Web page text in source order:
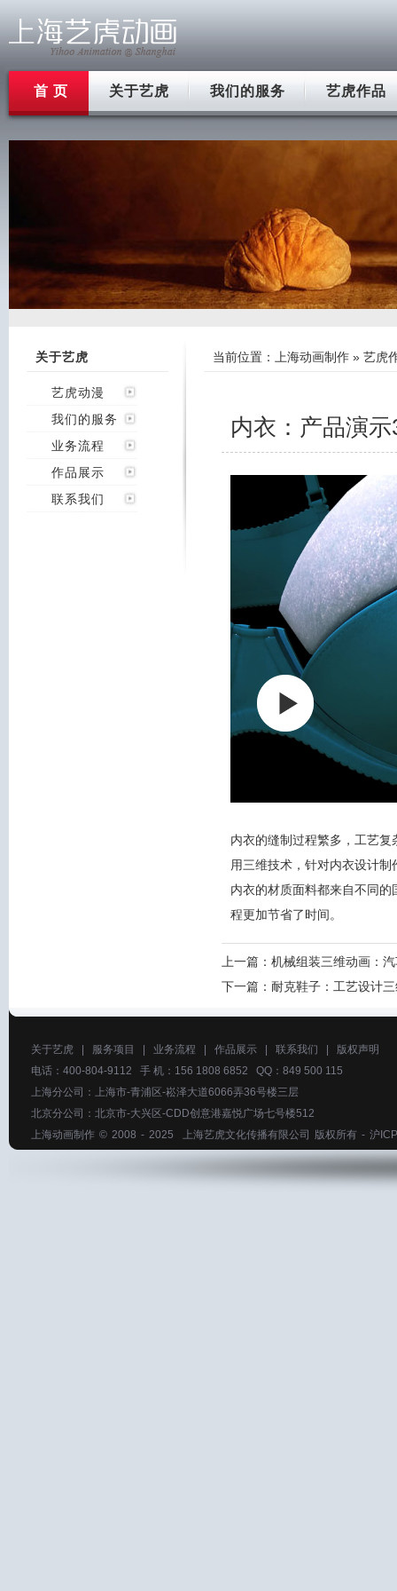
首 页 关于艺虎 我们的服务 艺虎作品
关于艺虎
艺虎动漫
我们的服务
业务流程
作品展示
联系我们
当前位置： 上海动画制作 » 艺虎
内衣：产品演
内衣的缝制过程繁多，工艺
用三维技术，针对内衣设计
内衣的材质面料都来自不同
程更加节省了时间。
上一篇： 机械组装三维动画：
下一篇： 耐克鞋子：工艺设计
关于艺虎 服务项目 业务流程 作品展示 联系我们
版权声明
电话：400-804-9112 手 机：156 1808 6852 QQ：849 500 115
上海分公司：上海市-青浦区-崧泽大道6066弄36号楼三层
北京分公司：北京市-大兴区-CDD创意港嘉悦广场七号楼512
上海动画制作 © 2008 - 2025 上海艺虎文化传播有限公司 版权所有 - 沪